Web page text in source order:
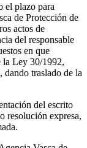
el plazo para
de Protección de
actos de
del responsable
en que
la Ley 30/1992,
dando traslado de la
del escrito
resolución expresa,